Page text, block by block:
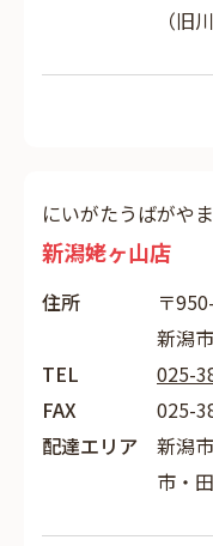
（旧
にいがたうばがや
新潟姥ヶ山店
住所
〒
新潟
TEL
025-
FAX
025-
配達エリア
新潟
市・